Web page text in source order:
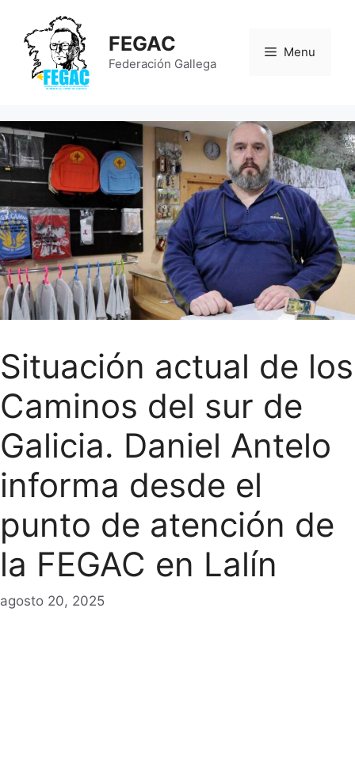
contenido
FEGAC
Federación Gallega
Menu
Situación actual de los
Caminos del sur de
Galicia. Daniel Antelo
informa desde el
punto de atención de
la FEGAC en Lalín
agosto 20, 2025